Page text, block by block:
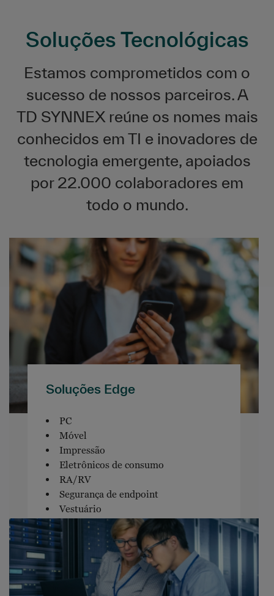
Soluções Tecnológicas
Estamos comprometidos com o
sucesso de nossos parceiros. A
TD SYNNEX reúne os nomes mais
conhecidos em TI e inovadores de
tecnologia emergente, apoiados
por 22.000 colaboradores em
todo o mundo.
Soluções Edge
PC
Móvel
Impressão
Eletrônicos de consumo
RA/RV
Segurança de endpoint
Vestuário
Software de endpoint